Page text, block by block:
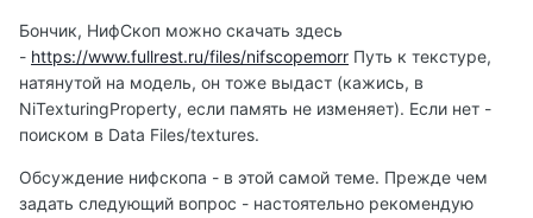
Бончик, НифСкоп можно скачать здесь
- https://www.fullrest.ru/files/nifscopemorr Путь к текстуре,
натянутой на модель, он тоже выдаст (кажись, в
NiTexturingProperty, если память не изменяет). Если нет -
поиском в Data Files/textures.
Обсуждение нифскопа - в этой самой теме. Прежде чем
задать следующий вопрос - настоятельно рекомендую